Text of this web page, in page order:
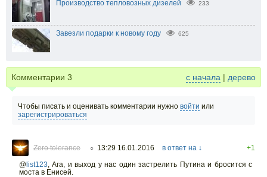
Производство тепловозных дизелей 233
Завезли подарки к новому году 625
Комментарии 3 с начала | дерево
Чтобы писать и оценивать комментарии нужно войти или
зарегистрироваться
Zero tolerance ○ 13:29 16.01.2016 в ответ на ↓
+1
@list123 ,Ага, и выход у нас один застрелить Путина и бросится с
моста в Енисей.